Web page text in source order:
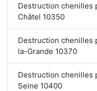
Destruction chenilles
Châtel 10350
Destruction chenilles
la-Grande 10370
Destruction chenilles
Seine 10400